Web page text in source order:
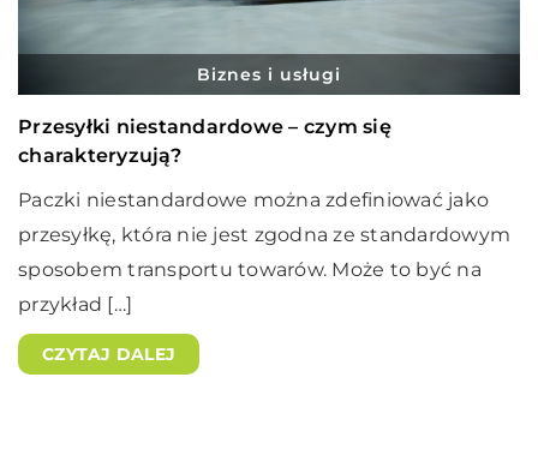
Biznes i usługi
Przesyłki niestandardowe – czym się
charakteryzują?
Paczki niestandardowe można zdefiniować jako
przesyłkę, która nie jest zgodna ze standardowym
sposobem transportu towarów. Może to być na
przykład […]
CZYTAJ DALEJ